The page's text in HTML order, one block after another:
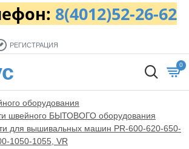
8(4012)52-26-62
РЕГИСТРАЦИЯ
0
оборудования
швейного БЫТОВОГО оборудования
для вышивальных машин PR-600-620-650-
1050-1055, VR